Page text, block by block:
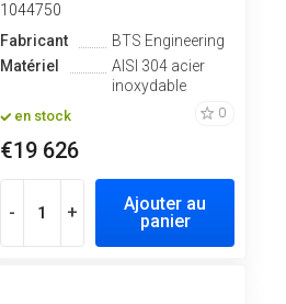
1044750
Fabricant
BTS Engineering
Matériel
AISI 304 acier
inoxydable
en stock 0
€19 626
- +
Ajouter au
panier